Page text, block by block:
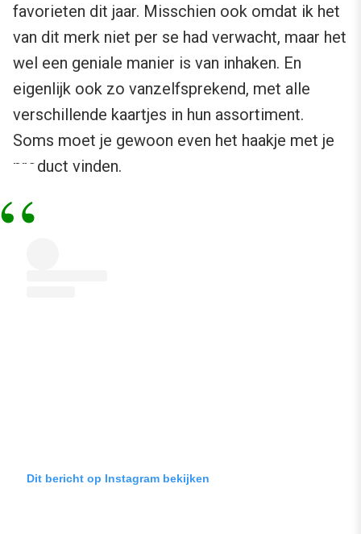
favorieten dit jaar. Misschien ook omdat ik het
van dit merk niet per se had verwacht, maar het
wel een geniale manier is van inhaken. En
eigenlijk ook zo vanzelfsprekend, met alle
verschillende kaartjes in hun assortiment.
Soms moet je gewoon even het haakje met je
product vinden.
Dit bericht op Instagram bekijken